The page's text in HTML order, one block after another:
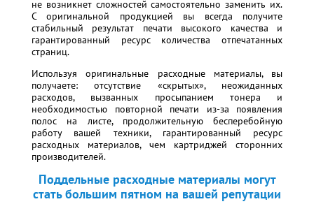
не возникнет сложностей самостоятельно заменить их.
С оригинальной продукцией вы всегда получите
стабильный результат печати высокого качества и
гарантированный ресурс количества отпечатанных
страниц.
Используя оригинальные расходные материалы, вы
получаете: отсутствие «скрытых», неожиданных
расходов, вызванных просыпанием тонера и
необходимостью повторной печати из-за появления
полос на листе, продолжительную бесперебойную
работу вашей техники, гарантированный ресурс
расходных материалов, чем картриджей сторонних
производителей.
Поддельные расходные материалы могут
стать большим пятном на вашей репутации